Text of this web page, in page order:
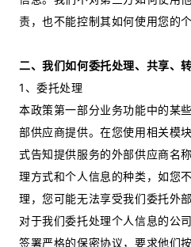
责，也不能控制其如何使用您的个
二、我们如何委托处理、共享、
1、委托处理
本政策第一部分业务功能中的某
部供应商提供。在您使用相关模
式告知提供服务的外部供应商名
理方式和个人信息的种类，如您
理，您可能无法享受我们委托外
对于我们委托处理个人信息的公
签署严格的保密协议，要求他们